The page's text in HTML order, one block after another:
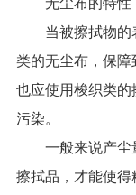
当被擦拭物的表
类的无尘布，保
也应使用梭织类
污染。
一般来说产尘
擦拭品，才能使